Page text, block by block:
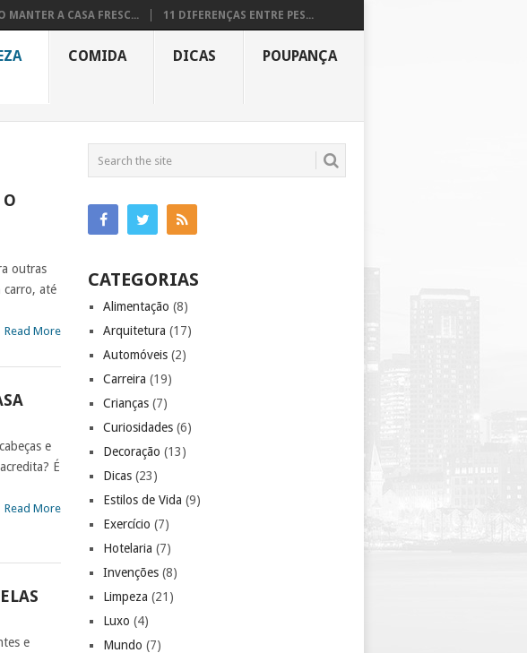
MANTER A CASA FRESC... 11 DIFERENÇAS ENTRE PES...
COMIDA DICAS POUPANÇA
outras
carro, até
Read More
e
É
Read More
e
CATEGORIAS
Alimentação (8)
Arquitetura (17)
Automóveis (2)
Carreira (19)
Crianças (7)
Curiosidades (6)
Decoração (13)
Dicas (23)
Estilos de Vida (9)
Exercício (7)
Hotelaria (7)
Invenções (8)
Limpeza (21)
Luxo (4)
Mundo (7)